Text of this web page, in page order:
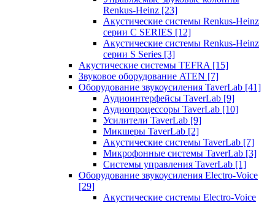
Renkus-Heinz [23]
Акустические системы Renkus-Heinz
серии C SERIES [12]
Акустические системы Renkus-Heinz
серии S Series [3]
Акустические системы TEFRA [15]
Звуковое оборудование ATEN [7]
Оборудование звукоусиления TaverLab [41]
Аудиоинтерфейсы TaverLab [9]
Аудиопроцессоры TaverLab [10]
Усилители TaverLab [9]
Микшеры TaverLab [2]
Акустические системы TaverLab [7]
Микрофонные системы TaverLab [3]
Системы управления TaverLab [1]
Оборудование звукоусиления Electro-Voice
[29]
Акустические системы Electro-Voice